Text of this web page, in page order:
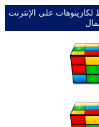
لكازينوهات على الإنترنت